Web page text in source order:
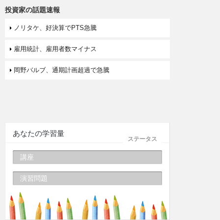
投資家の話題速報
ノリタケ、好決算でPTS急騰
雇用統計、雇用者数マイナス
岡野バルブ、通期計画超過で急騰
ステータス
あなたの学習量
講座
演習問題